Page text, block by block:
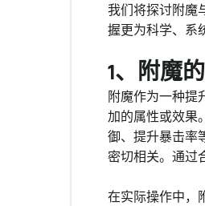
我们将探讨附魔
握更为科学、系
1、附魔
附魔作为一种提
加的属性或效果
御、提升暴击率
密切相关。通过
在实际操作中，